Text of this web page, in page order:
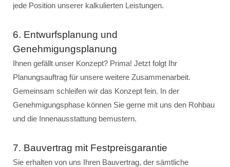
jede Position unserer kalkulierten Leistungen.
6. Entwurfsplanung und
Genehmigungsplanung
Ihnen gefällt unser Konzept? Prima! Jetzt folgt Ihr
Planungsauftrag für unsere weitere Zusammenarbeit.
Gemeinsam schleifen wir das Konzept fein. In der
Genehmigungsphase können Sie gerne mit uns den Rohbau
und die Innenausstattung bemustern.
7. Bauvertrag mit Festpreisgarantie
Sie erhalten von uns Ihren Bauvertrag, der sämtliche